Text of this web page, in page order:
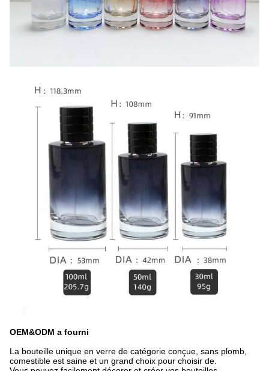
OEM&ODM a fourni
La bouteille unique en verre de catégorie conçue, sans plomb,
comestible est saine et un grand choix pour choisir de.